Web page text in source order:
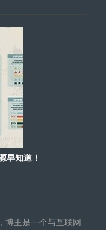
早知道！
博主是一个与互联网